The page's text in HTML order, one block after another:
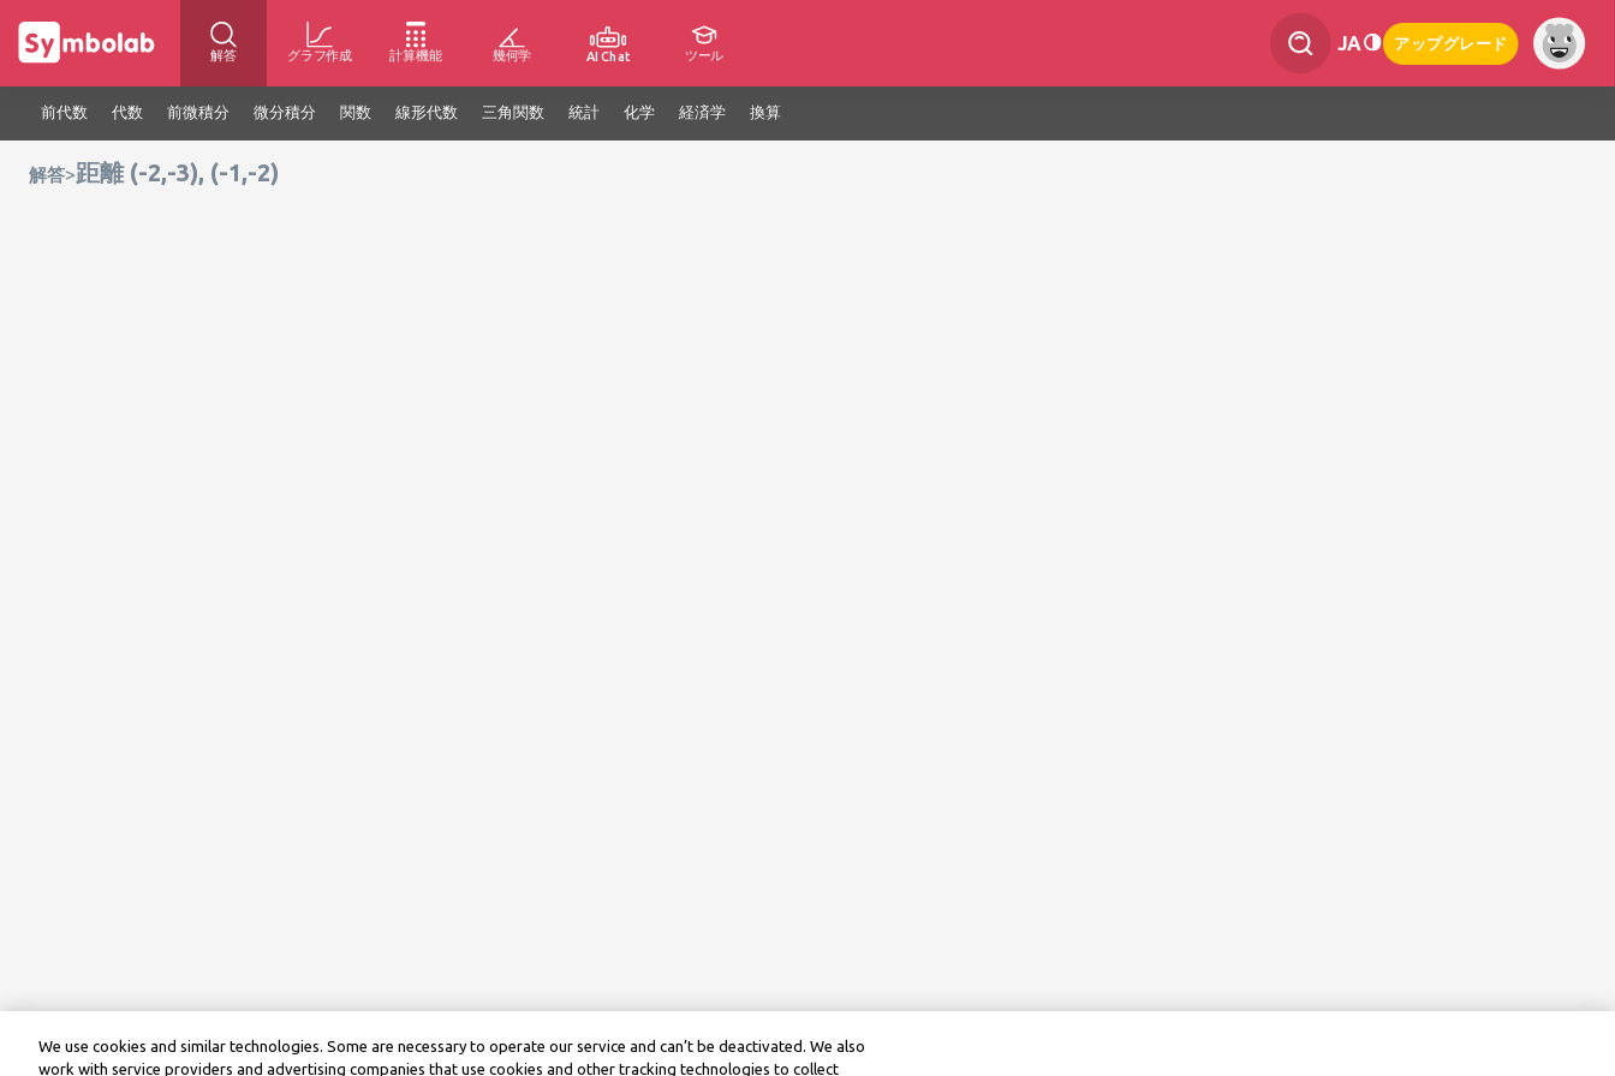
解答 グラフ作成 計算機能 幾何学 AI Chat ツール
JA アップグレード
前代数 代数 前微積分 微分積分 関数 線形代数 三角関数 統計 化学 経済学 換算
解答>距離 (-2,-3), (-1,-2)
We use cookies and similar technologies. Some are necessary to operate our service and can’t be deactivated. We also
work with service providers and advertising companies that use cookies and other tracking technologies to collect